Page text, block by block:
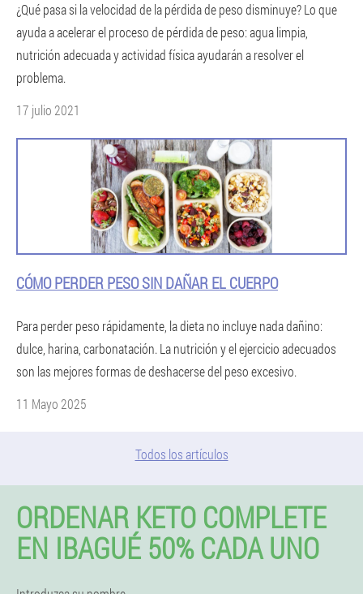
¿Qué pasa si la velocidad de la pérdida de peso disminuye? Lo que
ayuda a acelerar el proceso de pérdida de peso: agua limpia,
nutrición adecuada y actividad física ayudarán a resolver el
problema.
17 julio 2021
CÓMO PERDER PESO SIN DAÑAR EL CUERPO
Para perder peso rápidamente, la dieta no incluye nada dañino:
dulce, harina, carbonatación. La nutrición y el ejercicio adecuados
son las mejores formas de deshacerse del peso excesivo.
11 Mayo 2025
Todos los artículos
ORDENAR KETO COMPLETE
EN IBAGUÉ 50% CADA UNO